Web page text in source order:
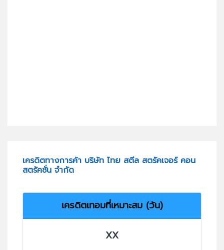
เครดิตทางการค้า บริษัท ไทย สตีล สตรัคเจอร์ คอน
สตรัคชั่น จำกัด
เครดิตเทอมที่เหมาะสม (วัน)
XX